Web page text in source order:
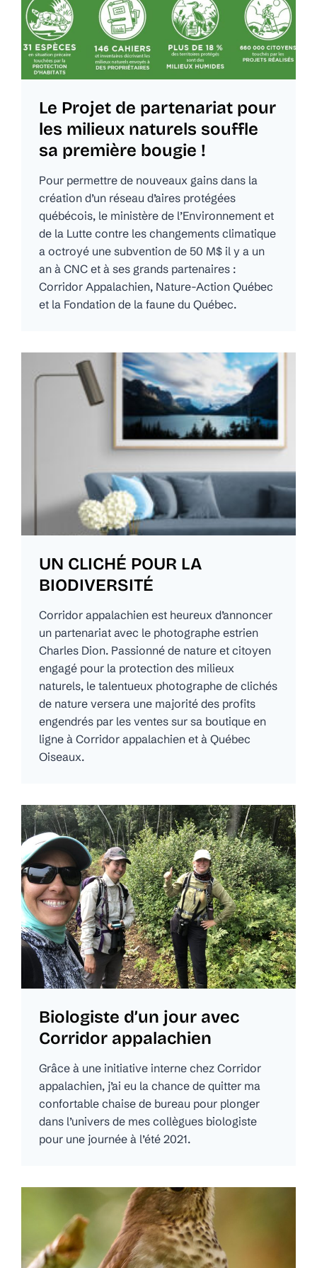
Le Projet de partenariat pour
les milieux naturels souffle
sa première bougie !
Pour permettre de nouveaux gains dans la
création d’un réseau d’aires protégées
québécois, le ministère de l’Environnement et
de la Lutte contre les changements climatique
a octroyé une subvention de 50 M$ il y a un
an à CNC et à ses grands partenaires :
Corridor Appalachien, Nature-Action Québec
et la Fondation de la faune du Québec.
UN CLICHÉ POUR LA
BIODIVERSITÉ
Corridor appalachien est heureux d’annoncer
un partenariat avec le photographe estrien
Charles Dion. Passionné de nature et citoyen
engagé pour la protection des milieux
naturels, le talentueux photographe de clichés
de nature versera une majorité des profits
engendrés par les ventes sur sa boutique en
ligne à Corridor appalachien et à Québec
Oiseaux.
Biologiste d’un jour avec
Corridor appalachien
Grâce à une initiative interne chez Corridor
appalachien, j’ai eu la chance de quitter ma
confortable chaise de bureau pour plonger
dans l’univers de mes collègues biologiste
pour une journée à l’été 2021.